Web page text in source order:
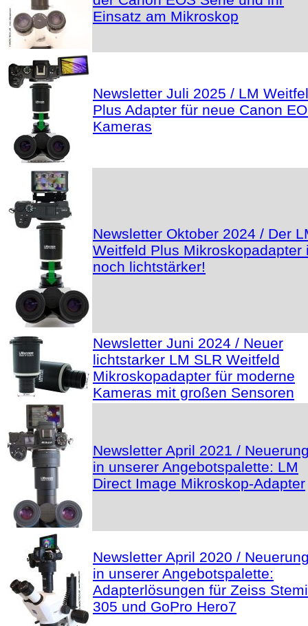
Einsatz am Mikroskop
Newsletter Juli 2025 / LM
Plus Adapter für neue Canon
Kameras
Newsletter Oktober 2024 / Der
Weitfeld Plus Mikroskopadapter
noch lichtstärker!
Newsletter Juni 2024 / Neuer
lichtstarker LM SLR Weitfeld
Mikroskopadapter für moderne
Kameras mit großen Sensoren
Newsletter April 2021 /
in unserer Angebotspalette: LM
Direct Image Mikroskop-Adapter
Newsletter April 2020 /
in unserer Angebotspalette:
Adapterlösungen für Zeiss Stemi
305 und GoPro Hero7